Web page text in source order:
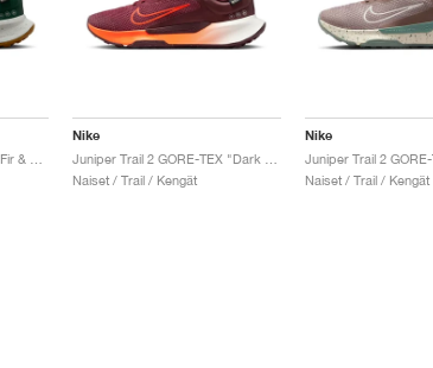
Nike
Naiset / Trail / Kengät
Nike
Naiset / Trail / Kengät